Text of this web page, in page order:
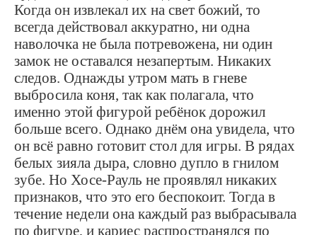
Когда он извлекал их на свет божий, то
всегда действовал аккуратно, ни одна
наволочка не была потревожена, ни один
замок не оставался незапертым. Никаких
следов. Однажды утром мать в гневе
выбросила коня, так как полагала, что
именно этой фигурой ребёнок дорожил
больше всего. Однако днём она увидела, что
он всё равно готовит стол для игры. В рядах
белых зияла дыра, словно дупло в гнилом
зубе. Но Хосе-Рауль не проявлял никаких
признаков, что это его беспокоит. Тогда в
течение недели она каждый раз выбрасывала
по фигуре, и кариес распространялся по